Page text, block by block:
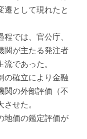
遷として現れたと
程では、官公庁、
関が主たる発注者
であった。
の確立により金融
関の外部評価（不
せた。
地価の鑑定評価が